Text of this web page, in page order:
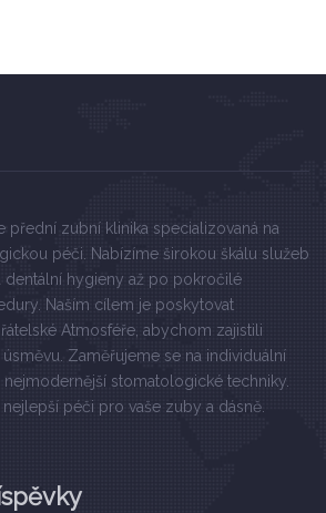
přední zubní klinika specializovaná na
péči. Nabízíme širokou škálu služeb
dentální hygieny až po pokročilé
Naším cílem je poskytovat
Atmosféře, abychom zajistili
Zaměřujeme se na individuální
stomatologické techniky.
nejlepší péči pro vaše zuby a dásně.